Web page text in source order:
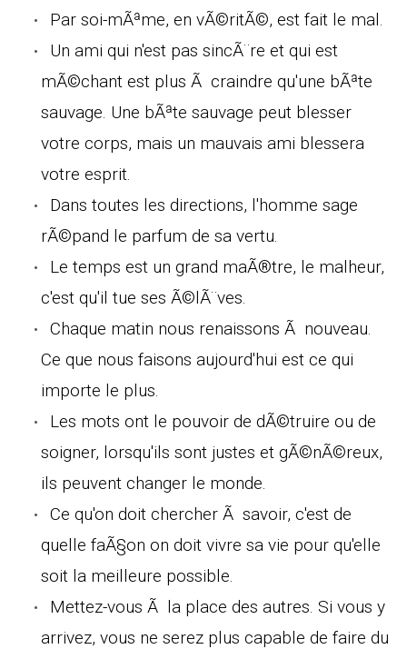
Par soi-mÃªme, en vÃ©ritÃ©, est fait le mal.
Un ami qui n'est pas sincÃ¨re et qui est
mÃ©chant est plus Ã craindre qu'une bÃªte
sauvage. Une bÃªte sauvage peut blesser
votre corps, mais un mauvais ami blessera
votre esprit.
Dans toutes les directions, l'homme sage
rÃ©pand le parfum de sa vertu.
Le temps est un grand maÃ®tre, le malheur,
c'est qu'il tue ses Ã©lÃ¨ves.
Chaque matin nous renaissons Ã nouveau.
Ce que nous faisons aujourd'hui est ce qui
importe le plus.
Les mots ont le pouvoir de dÃ©truire ou de
soigner, lorsqu'ils sont justes et gÃ©nÃ©reux,
ils peuvent changer le monde.
Ce qu'on doit chercher Ã savoir, c'est de
quelle faÃ§on on doit vivre sa vie pour qu'elle
soit la meilleure possible.
Mettez-vous Ã la place des autres. Si vous y
arrivez, vous ne serez plus capable de faire du